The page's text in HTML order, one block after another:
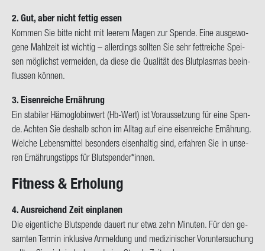
2. Gut, aber nicht fet­tig essen
Kom­men Sie bitte nicht mit lee­rem Magen zur Spen­de. Eine aus­ge­wo­
ge­ne Mahl­zeit ist wich­tig – al­ler­dings soll­ten Sie sehr fett­rei­che Spei­
sen mög­lichst ver­mei­den, da diese die Qua­li­tät des Blut­plas­mas be­ein­
flus­sen kön­nen.
3. Ei­sen­rei­che Er­näh­rung
Ein sta­bi­ler Hä­mo­glo­bin­wert (Hb-​Wert) ist Vor­aus­set­zung für eine Spen­
de. Ach­ten Sie des­halb schon im All­tag auf eine ei­sen­rei­che Er­näh­rung.
Wel­che Le­bens­mit­tel be­son­ders ei­sen­hal­tig sind, er­fah­ren Sie in un­se­
ren Er­näh­rungs­tipps für Blut­spen­der*innen.
Fit­ness & Er­ho­lung
4. Aus­rei­chend Zeit ein­pla­nen
Die ei­gent­li­che Blut­spen­de dau­ert nur etwa zehn Mi­nu­ten. Für den ge­
sam­ten Ter­min in­klu­si­ve An­mel­dung und me­di­zi­ni­scher Vor­un­ter­su­chung